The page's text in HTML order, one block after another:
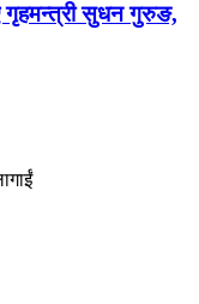
गृहमन्त्री सुधन गुरुङ,